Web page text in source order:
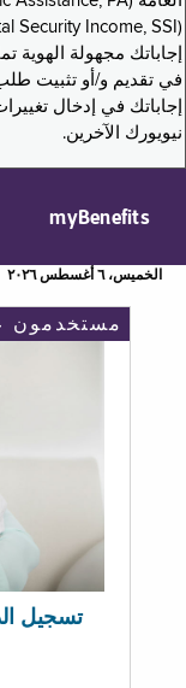
إجاباتك مجهولة الهوية
في تقديم و/أو تثبيت
إجاباتك في إدخال
نيويورك الآخرين.
myBenefits
الخميس، ٦ أغسطس ٢٠٢٦
مستخدمون
تسجيل